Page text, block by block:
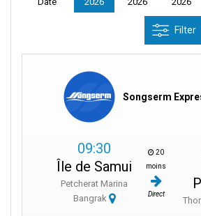
Filter
Songserm
09:30
Île de Samui
Petcherat Marina
Bangrak
20
moins
Direct